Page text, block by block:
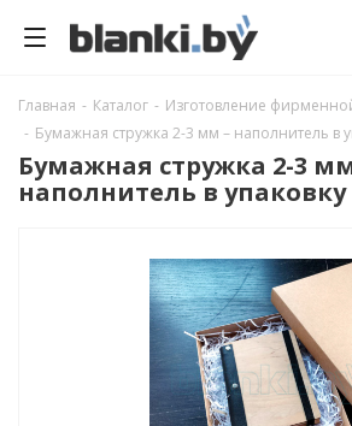
Главная - Каталог - Изготовление
- Бумажная стружка 2-3 мм – наполнитель в
Бумажная стружка 2-3
наполнитель в упаковку